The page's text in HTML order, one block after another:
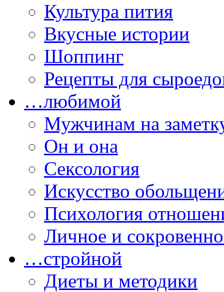
Культура пития
Вкусные истории
Шоппинг
Рецепты для
…любимой
Мужчинам на
Он и она
Сексология
Искусство
Психология
Личное и
…стройной
Диеты и методики